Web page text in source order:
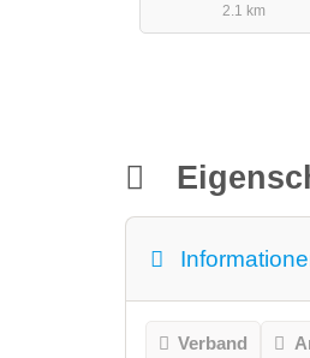
2.1 km
Verband